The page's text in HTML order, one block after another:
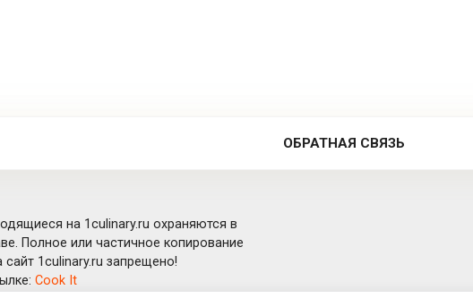
ОБРАТНАЯ СВЯЗЬ
на 1culinary.ru охраняются в
Полное или частичное копирование
1culinary.ru запрещено!
Cook It